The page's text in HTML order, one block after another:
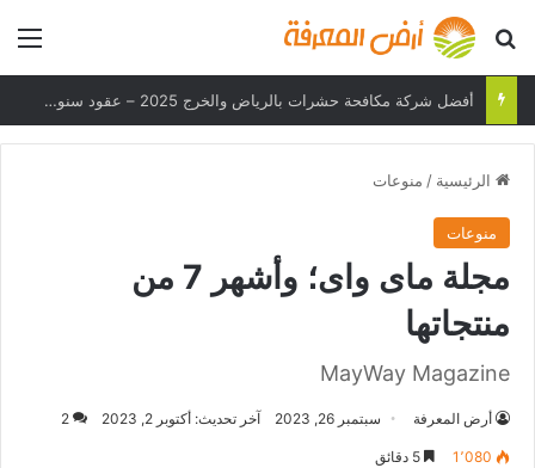
بحث عن
هل يمكن لهاتفك تحمل درجات الحرارة القصوى؟
الرئيسية / منوعات
منوعات
مجلة ماى واى؛ وأشهر 7 من
منتجاتها
MayWay Magazine
أرض المعرفة سبتمبر 26, 2023 آخر تحديث: أكتوبر 2, 2023 2
1٬080